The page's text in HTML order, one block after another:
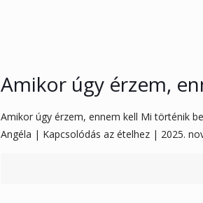
Amikor úgy érzem,
Amikor úgy érzem, ennem kell Mi történik
Angéla | Kapcsolódás az ételhez | 2025.